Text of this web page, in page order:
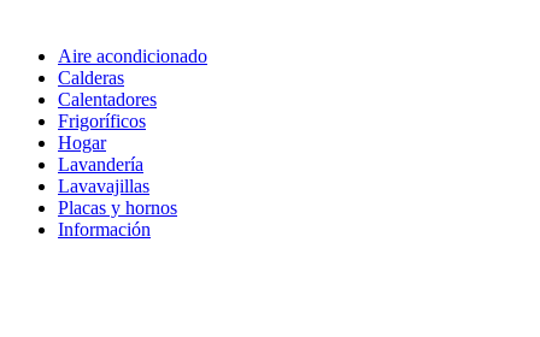
Aire acondicionado
Calderas
Calentadores
Frigoríficos
Hogar
Lavandería
Lavavajillas
Placas y hornos
Información